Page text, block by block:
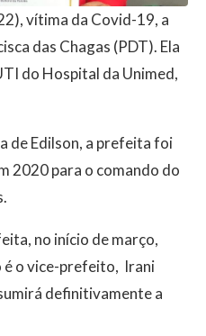
vítima da Covid-19, a
das Chagas (PDT). Ela
do Hospital da Unimed,
de Edilson, a prefeita foi
2020 para o comando do
no início de março,
é o vice-prefeito, Irani
definitivamente a